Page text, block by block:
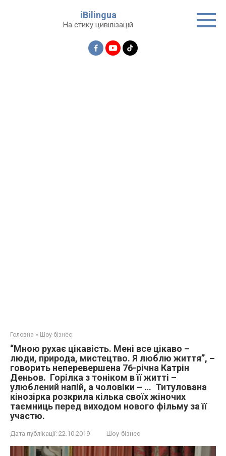
iBilingua
На стику цивілізацій
Головна » Шоу-бізнес
“Мною рухає цікавість. Мені все цікаво –
люди, природа, мистецтво. Я люблю життя”, –
говорить неперевершена 76-річна Катрін
Деньов. Горілка з тоніком в її житті –
улюблений напій, а чоловіки – … Титулована
кінозірка розкрила кілька своїх жіночих
таємниць перед виходом нового фільму за її
участю.
Дата публікації: 22.10.2019 Шоу-бізнес